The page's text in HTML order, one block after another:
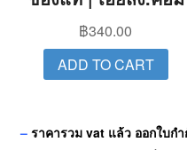
฿340.00
ADD TO CART
–ราคารวม vat แล้ว ออกใบก